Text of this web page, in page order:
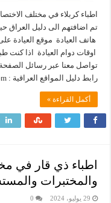
اطباء كربلاء في مختلف
تم اضافتهم الى دليل العراق
اوقات دوام العيادة اذا كنت
رابط دليل المواقع العراقية : ‏https://iraq10.com رابط …
أكمل القراءة »
اطباء ذي قار في
والمختبرات
29 يوليو، 2024 0